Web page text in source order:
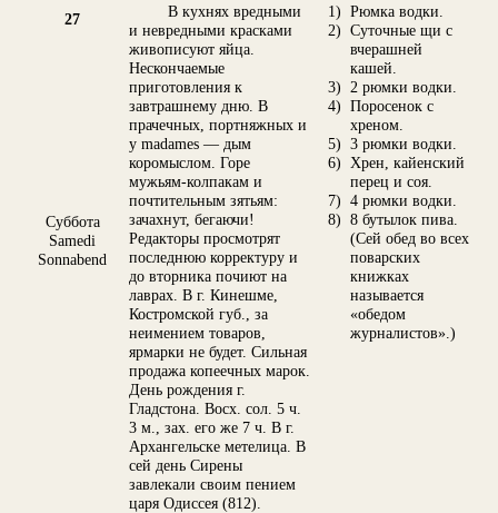
27
В кухнях вредными
и невредными красками
живописуют яйца.
Нескончаемые
приготовления к
завтрашнему дню. В
прачечных, портняжных и
у madames — дым
коромыслом. Горе
мужьям-колпакам и
почтительным зятьям:
зачахнут, бегаючи!
Редакторы просмотрят
последнюю корректуру и
до вторника почиют на
лаврах. В г. Кинешме,
Костромской губ., за
неимением товаров,
ярмарки не будет. Сильная
продажа копеечных марок.
День рождения г.
Гладстона. Восх. сол. 5 ч.
3 м., зах. его же 7 ч. В г.
Архангельске метелица. В
сей день Сирены
завлекали своим пением
царя Одиссея (812).
1) Рюмка водки.
2) Суточные щи с
вчерашней
кашей.
3)
2 рюмки водки.
4) Поросенок с
хреном.
5) 3 рюмки водки.
6)
Хрен, кайенский
перец и соя.
7) 4 рюмки водки.
8) 8 бутылок пива.
(Сей обед во всех
поварских
книжках
называется
«обедом
журналистов».)
Суббота
Samedi
Sonnabend